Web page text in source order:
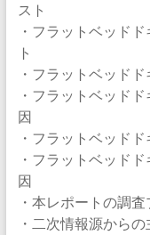
スト
・フラットベッド
ト
・フラットベッド
・フラットベッド
因
・フラットベッド
・フラットベッド
因
・本レポートの調
・二次情報源から